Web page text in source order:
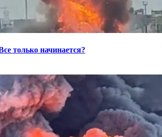
только начинается?